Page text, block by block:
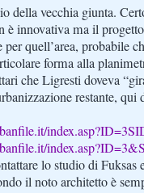
della vecchia giunta.
è innovativa ma il
per quell’area, probabile
forma alla
che Ligresti doveva
restante,
lo studio di
il noto architetto è